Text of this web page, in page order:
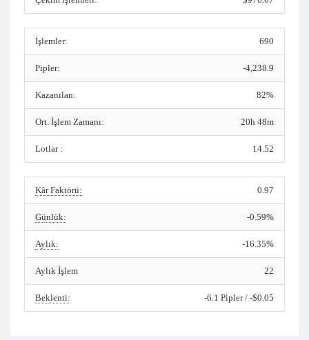
İşlemler: 690
Pipler: -4,238.9
Kazanılan: 82%
Ort. İşlem Zamanı: 20h 48m
Lotlar : 14.52
Kâr Faktörü: 0.97
Günlük: -0.59%
Aylık: -16.35%
Aylık İşlem 22
Beklenti: -6.1 Pipler / -$0.05